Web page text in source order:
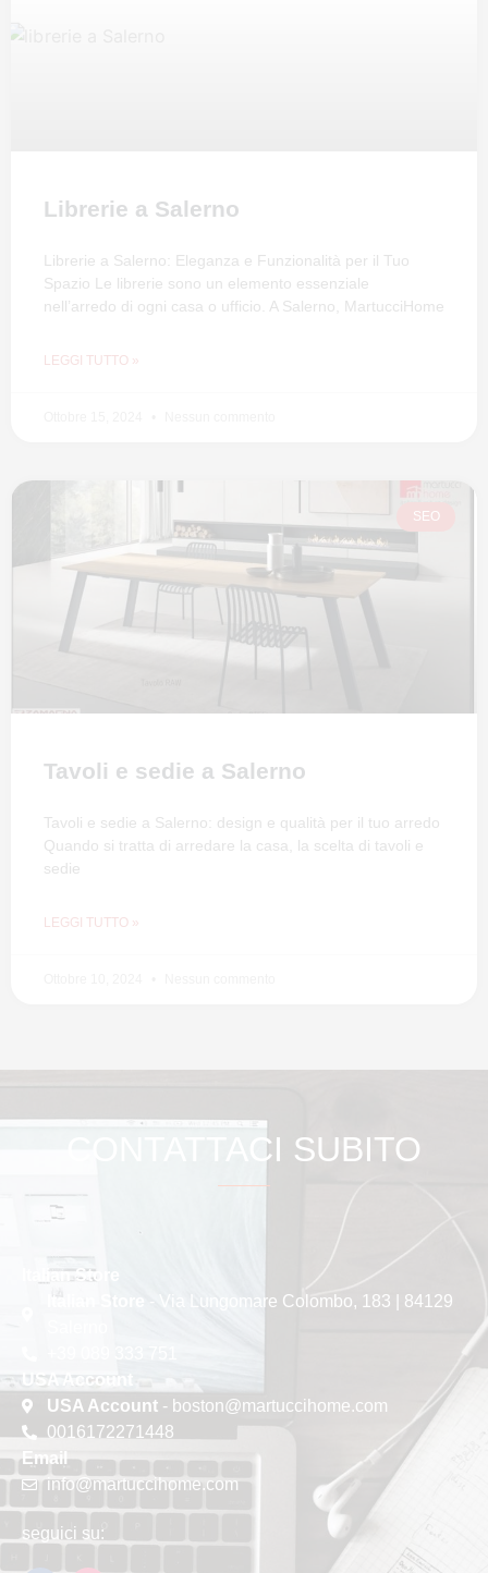
Librerie a Salerno
Librerie a Salerno: Eleganza e Funzionalità per il Tuo
Spazio Le librerie sono un elemento essenziale
nell’arredo di ogni casa o ufficio. A Salerno, MartucciHome
LEGGI TUTTO »
SEO
Tavoli e sedie a Salerno
Tavoli e sedie a Salerno: design e qualità per il tuo arredo
Quando si tratta di arredare la casa, la scelta di tavoli e
sedie
LEGGI TUTTO »
CONTATTACI SUBITO
Italian Store
Italian Store
- Via Lungomare Colombo, 183 | 84129
USA Account
USA Account- boston@martuccihome.com
0016172271448
Email
info@martuccihome.com
seguici su: